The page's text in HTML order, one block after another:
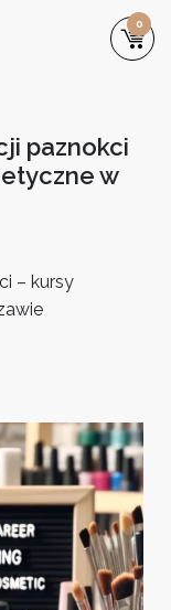
0
paznokci
w
– kursy